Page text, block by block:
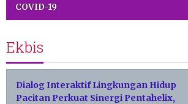
COVID-19
Ekbis
Dialog Interaktif Lingkungan Hidup
Pacitan Perkuat Sinergi Pentahelix,